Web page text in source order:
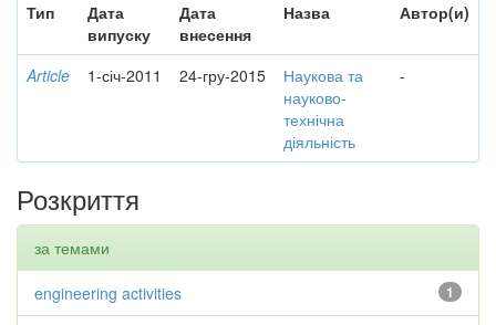
Тип
Дата
випуску
Дата
внесення
Назва Автор(и)
Article 1-січ-2011 24-гру-2015
Наукова та
науково-
технічна
діяльність
-
Розкриття
за темами
1
engineering activities